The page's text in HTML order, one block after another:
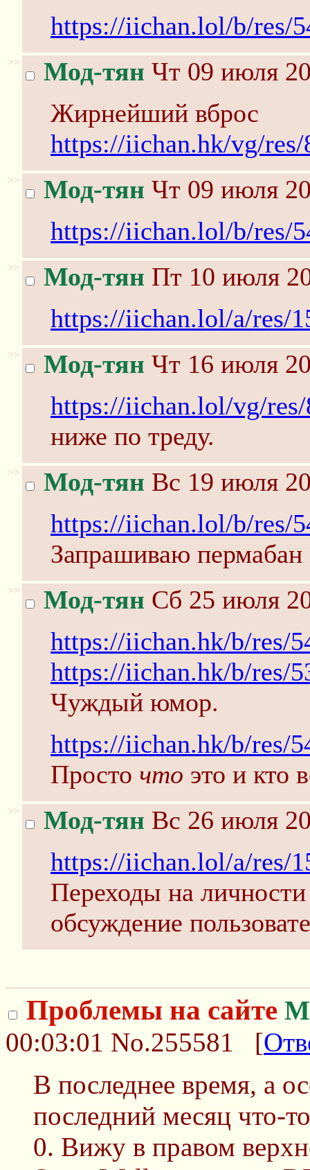
https://iichan.lol/b/res/
>> Мод-тян Чт 09 июля
Жирнейший вброс
https://iichan.hk/vg/
>> Мод-тян Чт 09 июля
https://iichan.lol/b/res/
>> Мод-тян Пт 10 июля
https://iichan.lol/a/res/
>> Мод-тян Чт 16 июля
https://iichan.lol/vg/
ниже по треду.
>> Мод-тян Вс 19 июля
https://iichan.lol/b/res/
Запрашиваю
>> Мод-тян Сб 25 июля
https://iichan.hk/b/res/
https://iichan.hk/b/res/
Чуждый юмор.
https://iichan.hk/b/res/
Просто что это и кто
>> Мод-тян Вс 26 июля
https://iichan.lol/a/res/
Переходы на
обсуждение
Проблемы на сайте
00:03:01 No.255581 [
В последнее время, а
последний месяц что-
0. Вижу в правом